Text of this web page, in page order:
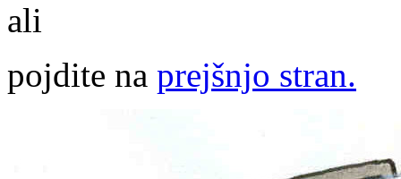
ali
pojdite na prejšnjo stran.